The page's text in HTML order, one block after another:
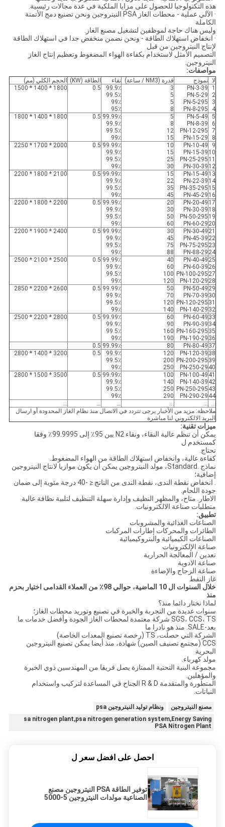
هذه التكنولوجيا للحصول على مزايا الملكية في عدة مجالات رئيسية.
· الآلي عملية - محطات الغاز PSA النيتروجين ونحن تصنيع دمج الأتمتة
الكاملة
وليس هناك حاجة لموظفين لتشغيل مصنع الغاز.
· انخفاض استهلاك الطاقة - ونحن نضمن منخفض جدا في استهلاك الطاقة
لإنتاج النيتروجين من قبل
التصميم الأمثل لاستخدام بكفاءة الهواء المضغوط وتعظيم إنتاج الغاز
النيتروجين.
مواصفات:
لا نموذج قدرة (NM3 / ساعة) نقاء الطاقة (KW)
الحجم الكلي (مم)
1
2
3
4
PN-3-39
PN-5-29
PN-5-295
PN-8-295
3
5
5
8
99.9٪
99.5٪
99٪
95٪
0.5
1800 * 1400 * 1500
5
6
7
8
PN-5-49
PN-8-39
PN-12-295
PN-15-29
5
8
12
15
99.99٪
99.9٪
99.5٪
99٪
0.5
1800 * 1400 * 1800
9
10
11
12
PN-10-49
PN-15-39
PN-25-295
PN-30-39
10
15
25
30
99.99٪
99.9٪
99.5٪
99٪
0.5
2000 * 1700 * 2250
13
14
15
16
PN-15-49
PN-22-39
PN-35-295
PN-45-29
15
22
35
45
99.99٪
99.9٪
99.5٪
99٪
0.5
2100 * 1800 * 2200
17
18
19
20
PN-20-49
PN-30-39
PN-50-295
PN-60-29
20
30
50
60
99.99٪
99.9٪
99.5٪
99٪
0.5
2200 * 1800 * 2200
21
22
23
24
PN-30-49
PN-45-39
PN-75-295
PN-88-29
30
45
75
88
99.99٪
99.9٪
99.5٪
99٪
0.5
2400 * 1900 * 2200
25
26
27
28
PN-40-49
PN-60-39
PN-100-295
PN-120-29
40
60
100
120
99.99٪
99.9٪
99.5٪
99٪
0.5
2500 * 2100 * 2500
29
30
31
32
PN-50-49
PN-70-39
PN-120-295
PN-140-29
50
70
120
140
99.99٪
99.9٪
99.5٪
99٪
0.5
2600 * 2200 * 2850
33
34
35
36
PN-60-49
PN-90-39
PN-160-295
PN-190-29
60
90
160
190
99.99٪
99.9٪
99.5٪
99٪
0.5
2800 * 2200 * 2500
37
PN-80-49
80 99.99٪ 0.5
38
39
40
PN-120-39
PN-200-295
PN-250-29
120
200
250
99.9٪
99.5٪
99٪
0.5
3200 * 1400 * 2800
41
42
43
44
PN-100-49
PN-140-39
PN-250-295
PN-290-29
100
140
250
290
99.99٪
99.9٪
99.5٪
99٪
0.5
3500 * 1500 * 2800
...
...
...
...
...
...
ملاحظة: مزيد من الأخبار يرجى تتردد في الاتصال منذ نظام الغاز المحدودة أو ارسال
البريد الالكتروني لنا مباشرة
ميزات تقنية:
يمكن أن تنظم عالية النقاء، ونقاء N2 بين 95٪ إلى 99.9995٪ وفقا
كمستخدم ل
تحتاج.
كفاءة عالية، وانخفاض استهلاك الطاقة من الهواء المضغوط.
نماذج .Standard، مولد النيتروجين يمكن أن يكون موازيا لانتاج النيتروجين
إضافية؛
. انخفاض نقطة الندى، نقطة الندى من الناتج ≤ -40 درجة مئوية إلى ضمان
جودة اللحام.
الاطار. متاح، والمظهر النظيف وإدارة سهلة التنظيف لتلبية نظافة عالية
متطلبات صناعة الالكترونيات.
تطبيق:
الصناعات الغذائية والمشروبات
الطائرات والمحركات إطارات المركبات
الصناعات الكيميائية والبتروكيميائية
صناعة الإلكترونيات
تعدين / المعالجة الحرارية
صناعة الادوية
صناعة الزجاج والإضاءة
غاز النفط
خلال السنوات ال 10 الماضية، حوالي 98٪ من العملاء القدامى اختيار بحزم
منذ
لماذا نختار دائما منذ؟
سنوات عديدة من التجربة والخبرة في تصنيع وتوريد محطات الغاز؛
SGS، CCS، TS شركة معتمدة لمحطات الغاز الجودة وأفضل خدمات ما
بعد-SALE. منذ هو نادرا ما
الشركة التي حصلت، TS (رخصة تصنيع المعدات الخاصة)
CCS (مجتمع تصنيف الصين) شهادة، منذ أيضا يمكن تصنيع النيتروجين
البحرية
مولد كهرباء.
مجموعة البنية التحتية الممتازة يصل فريقا من المهندسين ذوي الخبرة
والمؤهلين.
المتطورة والمتقدمة R & D الجناح في المساعدة لتركيب واستخدام
النباتات.
مصنع النيتروجين
ونظام توليد النيتروجين psa
sa nitrogen plant,psa nitrogen generation system,Energy Saving
PSA Nitrogen Plant
احصل على افضل سعر ل
توفير الطاقة PSA النيتروجين مصنع
الصناعية مولدات النيتروجين 5-5000